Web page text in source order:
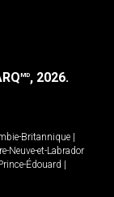
MD, 2026.
Britannique
Neuve-et-Labrador
Édouard